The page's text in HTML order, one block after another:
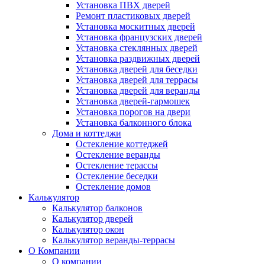
Установка ПВХ дверей
Ремонт пластиковых дверей
Установка москитных дверей
Установка французских дверей
Установка стеклянных дверей
Установка раздвижных дверей
Установка дверей для беседки
Установка дверей для террасы
Установка дверей для веранды
Установка дверей-гармошек
Установка порогов на двери
Установка балконного блока
Дома и коттеджи
Остекление коттеджей
Остекление веранды
Остекление терассы
Остекление беседки
Остекление домов
Калькулятор
Калькулятор балконов
Калькулятор дверей
Калькулятор окон
Калькулятор веранды-террасы
О Компании
О компании